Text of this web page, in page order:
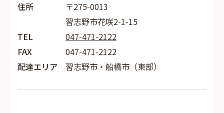
住所
〒275-0013
習志野市花咲2-1-15
TEL
047-471-2122
FAX
047-471-2122
配達エリア
習志野市・船橋市（東部）